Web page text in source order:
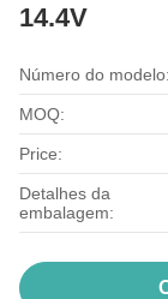
14.4V
Número do modelo:
MOQ:
Price:
Detalhes da
embalagem: